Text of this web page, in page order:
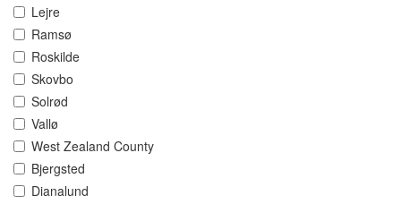
Lejre
Ramsø
Roskilde
Skovbo
Solrød
Vallø
West Zealand County
Bjergsted
Dianalund